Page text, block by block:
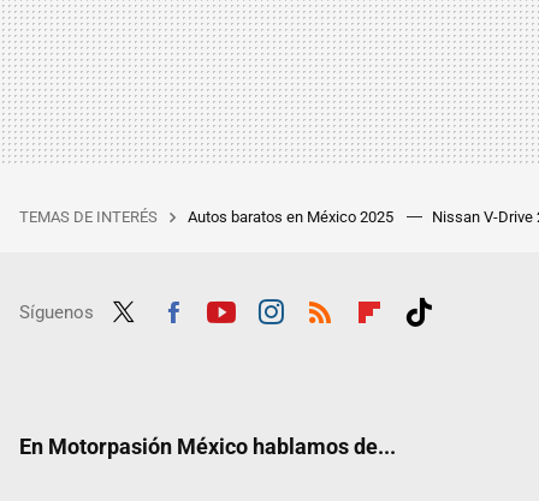
TEMAS DE INTERÉS Autos baratos en México 2025 Nissan V-Drive
Síguenos
En Motorpasión México hablamos de...